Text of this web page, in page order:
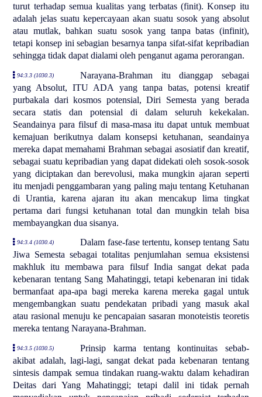
turut terhadap semua kualitas yang terbatas (finit). Konsep itu
adalah jelas suatu kepercayaan akan suatu sosok yang absolut
atau mutlak, bahkan suatu sosok yang tanpa batas (infinit),
tetapi konsep ini sebagian besarnya tanpa sifat-sifat kepribadian
sehingga tidak dapat dialami oleh penganut agama perorangan.
94:3.3 (1030.3)
Narayana-Brahman itu dianggap sebagai
yang Absolut, ITU ADA yang tanpa batas, potensi kreatif
purbakala dari kosmos potensial, Diri Semesta yang berada
secara statis dan potensial di dalam seluruh kekekalan.
Seandainya para filsuf di masa-masa itu dapat untuk membuat
kemajuan berikutnya dalam konsepsi ketuhanan, seandainya
mereka dapat memahami Brahman sebagai asosiatif dan kreatif,
sebagai suatu kepribadian yang dapat didekati oleh sosok-sosok
yang diciptakan dan berevolusi, maka mungkin ajaran seperti
itu menjadi penggambaran yang paling maju tentang Ketuhanan
di Urantia, karena ajaran itu akan mencakup lima tingkat
pertama dari fungsi ketuhanan total dan mungkin telah bisa
membayangkan dua sisanya.
94:3.4 (1030.4)
Dalam fase-fase tertentu, konsep tentang Satu
Jiwa Semesta sebagai totalitas penjumlahan semua eksistensi
makhluk itu membawa para filsuf India sangat dekat pada
kebenaran tentang Sang Mahatinggi, tetapi kebenaran ini tidak
bermanfaat apa-apa bagi mereka karena mereka gagal untuk
mengembangkan suatu pendekatan pribadi yang masuk akal
atau rasional menuju ke pencapaian sasaran monoteistis teoretis
mereka tentang Narayana-Brahman.
94:3.5 (1030.5)
Prinsip karma tentang kontinuitas sebab-
akibat adalah, lagi-lagi, sangat dekat pada kebenaran tentang
sintesis dampak semua tindakan ruang-waktu dalam kehadiran
Deitas dari Yang Mahatinggi; tetapi dalil ini tidak pernah